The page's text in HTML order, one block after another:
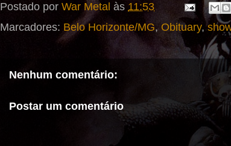
Postado por War Metal às 11:53
Marcadores: Belo Horizonte/MG, Obituary,
Nenhum comentário:
Postar um comentário